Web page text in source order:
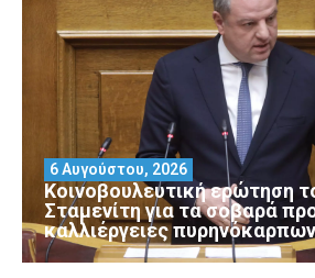
Κοινοβουλευτική ερώτηση
Σταμενίτη για τα σοβαρά
καλλιέργειες πυρηνόκαρπων
6 Αυγούστου, 2026